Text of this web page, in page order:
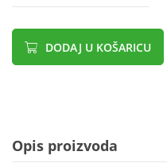
DODAJ U KOŠARICU
Opis proizvoda